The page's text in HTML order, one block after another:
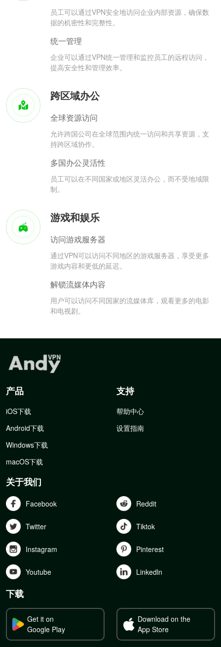
员工可以通过VPN安全地访问企业内部资源，确保数
据的机密性和完整性。
统一管理
企业可以通过VPN统一管理和监控员工的远程访问，
提高安全性和管理效率。
跨区域办公
全球资源访问
允许跨国公司在全球范围内统一访问和共享资源，支
持跨区域协作。
多国办公灵活性
员工可以在不同国家或地区灵活办公，而不受地域限
制。
游戏和娱乐
访问游戏服务器
通过VPN可以访问不同地区的游戏服务器，享受更多
游戏内容和更低的延迟。
解锁流媒体内容
用户可以访问不同国家的流媒体库，观看更多的电影
和电视剧。
产品
iOS下载
Android下载
Windows下载
macOS下载
支持
帮助中心
设置指南
关于我们
Facebook Reddit
Twitter Tiktok
Instagram Pinterest
Youtube Linkedln
下载
Get it on
Google Play
Download on the
App Store